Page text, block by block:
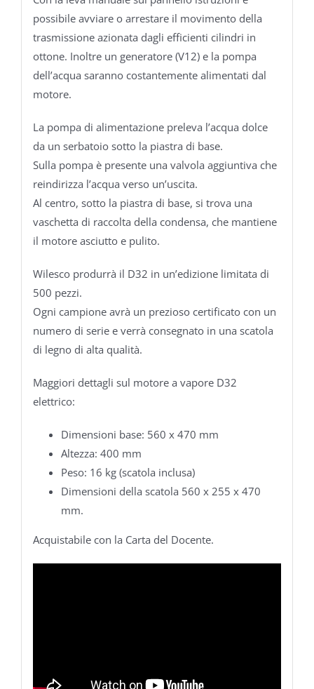
possibile avviare o arrestare il movimento della
trasmissione azionata dagli efficienti cilindri in
ottone. Inoltre un generatore (V12) e la pompa
dell’acqua saranno costantemente alimentati dal
motore.
La pompa di alimentazione preleva l’acqua dolce
da un serbatoio sotto la piastra di base.
Sulla pompa è presente una valvola aggiuntiva che
reindirizza l’acqua verso un’uscita.
Al centro, sotto la piastra di base, si trova una
vaschetta di raccolta della condensa, che mantiene
il motore asciutto e pulito.
Wilesco produrrà il D32 in un’edizione limitata di
500 pezzi.
Ogni campione avrà un prezioso certificato con un
numero di serie e verrà consegnato in una scatola
di legno di alta qualità.
Maggiori dettagli sul motore a vapore D32
elettrico:
Dimensioni base: 560 x 470 mm
Altezza: 400 mm
Peso: 16 kg (scatola inclusa)
Dimensioni della scatola 560 x 255 x 470
mm.
Acquistabile con la Carta del Docente.